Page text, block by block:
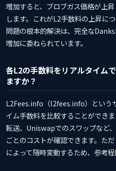
増加すると、ブロブガス価格が上
します。これがL2手数料の上昇に
問題の根本的解決は、完全な
増加に委ねられています。
各L2の手数料をリアルタイム
ますか？
L2Fees.info（l2fees.info）という
イム手数料を比較することができ
転送、Uniswapでのスワップなど
ごとのコストが確認できます。た
によって随時変動するため、参考程